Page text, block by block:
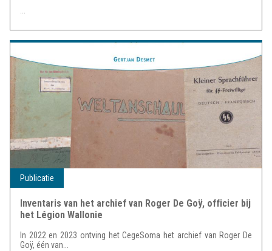
...
Publicatie
Inventaris van het archief van Roger De Goÿ, officier bij
het Légion Wallonie
In 2022 en 2023 ontving het CegeSoma het archief van Roger De
Goÿ, één van...